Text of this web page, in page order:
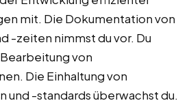
mit. Die Dokumentation von
-zeiten nimmst du vor. Du
von
Die Einhaltung von
und -standards überwachst du.